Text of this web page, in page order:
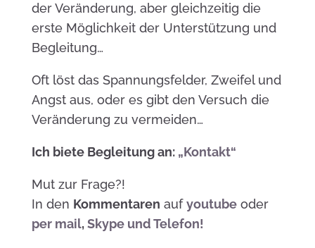
der Veränderung, aber gleichzeitig die
erste Möglichkeit der Unterstützung und
Begleitung…
Oft löst das Spannungsfelder, Zweifel und
Angst aus, oder es gibt den Versuch die
Veränderung zu vermeiden…
Ich biete Begleitung an: „Kontakt“
Mut zur Frage?!
In den Kommentaren aufyoutubeoder
per mail,Skype und Telefon!